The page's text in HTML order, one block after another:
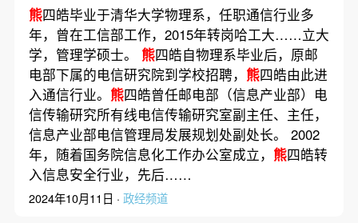
熊四皓毕业于清华大学物理系，任职通信行业多
年，曾在工信部工作，2015年转岗哈工大……立大
学，管理学硕士。 熊四皓自物理系毕业后，原邮
电部下属的电信研究院到学校招聘， 熊四皓由此进
入通信行业。 熊四皓曾任邮电部（信息产业部）电
信传输研究所有线电信传输研究室副主任、主任，
信息产业部电信管理局发展规划处副处长。 2002
年，随着国务院信息化工作办公室成立， 熊四皓转
入信息安全行业，先后……
2024年10月11日 · 政经频道